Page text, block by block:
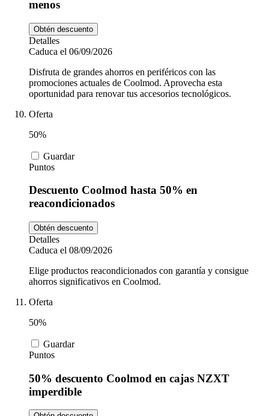
menos
Obtén descuento
Detalles
Caduca el 06/09/2026
Disfruta de grandes ahorros en periféricos con las
promociones actuales de Coolmod. Aprovecha esta
oportunidad para renovar tus accesorios tecnológicos.
Oferta
50%
Guardar
Puntos
Descuento Coolmod hasta 50% en
reacondicionados
Obtén descuento
Detalles
Caduca el 08/09/2026
Elige productos reacondicionados con garantía y consigue
ahorros significativos en Coolmod.
Oferta
50%
Guardar
Puntos
50% descuento Coolmod en cajas NZXT
imperdible